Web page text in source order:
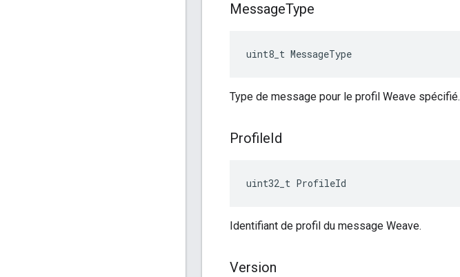
MessageType
uint8_t MessageType
Type de message pour le profil Weave spécifié.
ProfileId
uint32_t ProfileId
Identifiant de profil du message Weave.
Version